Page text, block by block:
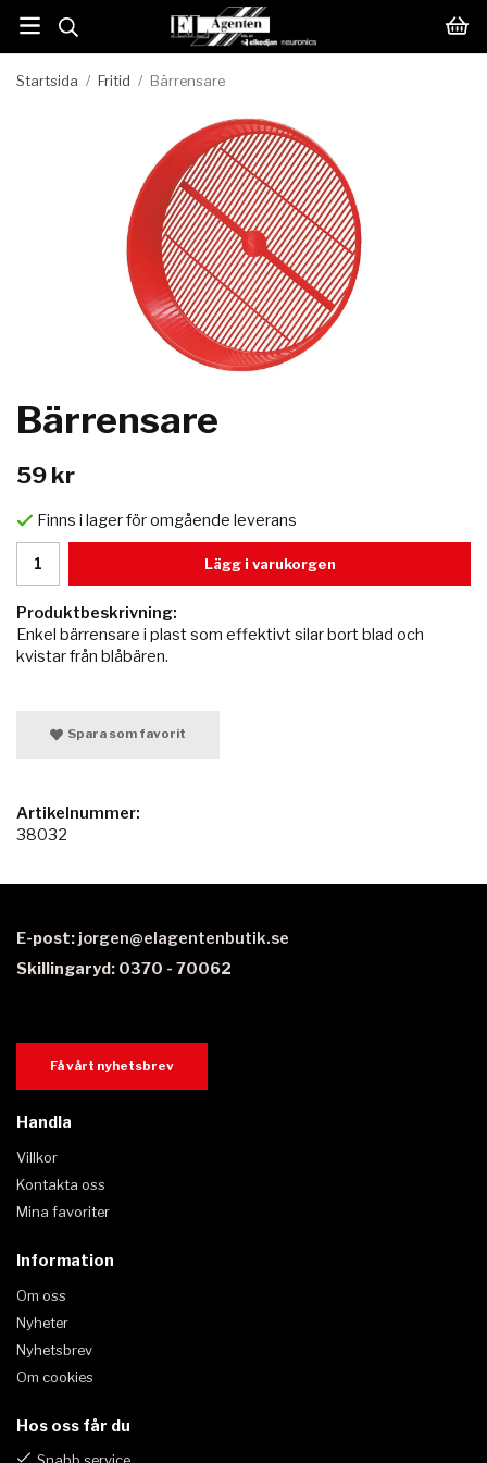
Startsida / Fritid / Bärrensare
Bärrensare
59 kr
Finns i lager för omgående leverans
Lägg i varukorgen
Produktbeskrivning:
Enkel bärrensare i plast som effektivt silar bort blad och
kvistar från blåbären.
Spara som favorit
Artikelnummer:
38032
E-post: jorgen@elagentenbutik.se
Skillingaryd: 0370 - 70062
Få vårt nyhetsbrev
Handla
Villkor
Kontakta oss
Mina favoriter
Information
Om oss
Nyheter
Nyhetsbrev
Om cookies
Hos oss får du